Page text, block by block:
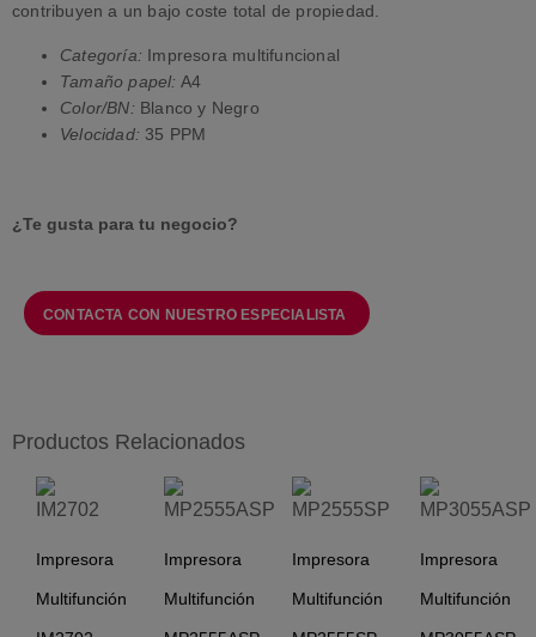
contribuyen a un bajo coste total de propiedad.
Categoría: Impresora multifuncional
Tamaño papel: A4
Color/BN: Blanco y Negro
Velocidad: 35 PPM
¿Te gusta para tu negocio?
CONTACTA CON NUESTRO ESPECIALISTA
Productos Relacionados
Impresora
Multifunción
Impresora
Multifunción
Impresora
Multifunción
Impresora
Multifunción